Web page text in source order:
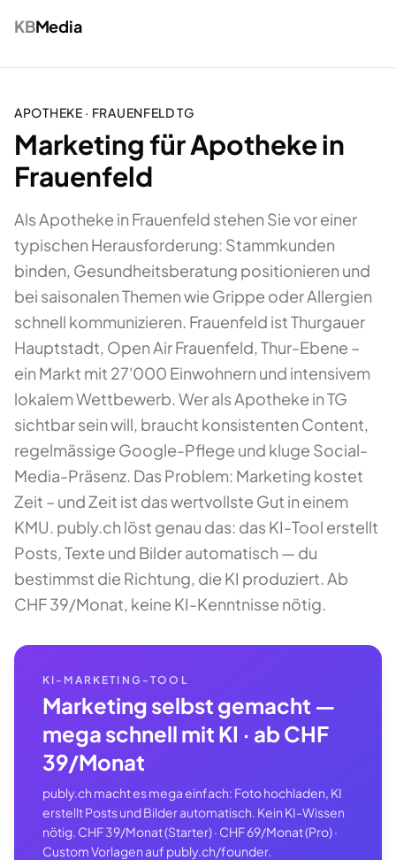
KBMedia
APOTHEKE · FRAUENFELDTG
Marketing für Apotheke in
Frauenfeld
Als Apotheke in Frauenfeld stehen Sie vor einer
typischen Herausforderung: Stammkunden
binden, Gesundheitsberatung positionieren und
bei saisonalen Themen wie Grippe oder Allergien
schnell kommunizieren. Frauenfeld ist Thurgauer
Hauptstadt, Open Air Frauenfeld, Thur-Ebene –
ein Markt mit 27'000 Einwohnern und intensivem
lokalem Wettbewerb. Wer als Apotheke in TG
sichtbar sein will, braucht konsistenten Content,
regelmässige Google-Pflege und kluge Social-
Media-Präsenz. Das Problem: Marketing kostet
Zeit – und Zeit ist das wertvollste Gut in einem
KMU. publy.ch löst genau das: das KI-Tool erstellt
Posts, Texte und Bilder automatisch — du
bestimmst die Richtung, die KI produziert. Ab
CHF 39/Monat, keine KI-Kenntnisse nötig.
KI-MARKETING-TOOL
Marketing selbst gemacht —
mega schnell mit KI · ab CHF
39/Monat
publy.ch macht es mega einfach: Foto hochladen, KI
erstellt Posts und Bilder automatisch. Kein KI-Wissen
nötig. CHF 39/Monat (Starter) · CHF 69/Monat (Pro) ·
Custom Vorlagen auf publy.ch/founder.